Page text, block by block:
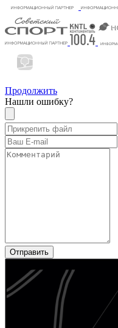
Продолжить
Нашли ошибку?